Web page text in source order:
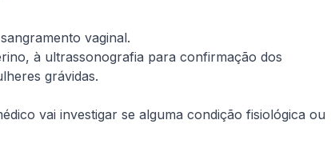
vaginal.
à ultrassonografia para confirmação dos
grávidas.
vai investigar se alguma condição fisiológica ou